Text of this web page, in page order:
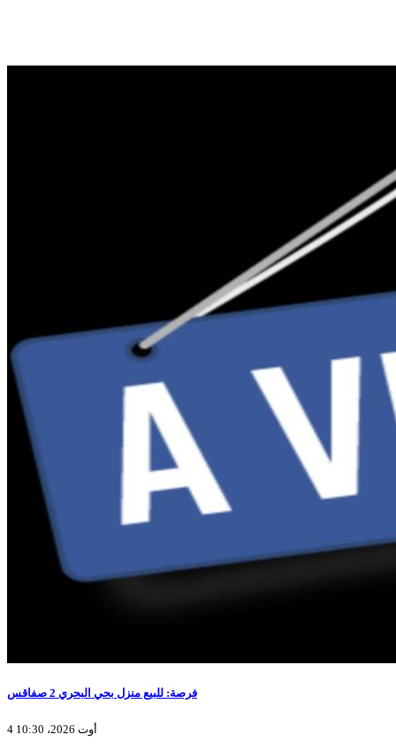
فرصة: للبيع منزل بحي البحري 2 صفاقس
4 أوت 2026، 10:30